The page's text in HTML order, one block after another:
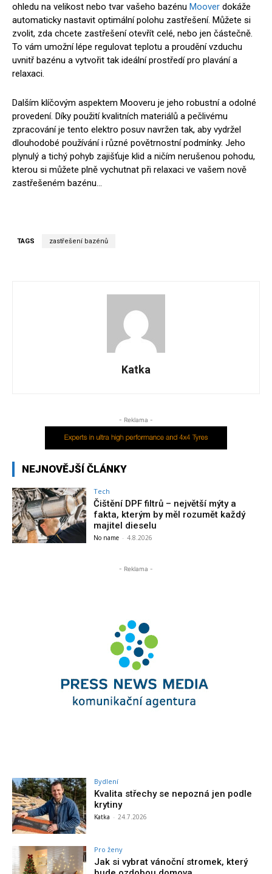
ohledu na velikost nebo tvar vašeho bazénu Moover dokáže
automaticky nastavit optimální polohu zastřešení. Můžete si
zvolit, zda chcete zastřešení otevřít celé, nebo jen částečně.
To vám umožní lépe regulovat teplotu a proudění vzduchu
uvnitř bazénu a vytvořit tak ideální prostředí pro plavání a
relaxaci.
Dalším klíčovým aspektem Mooveru je jeho robustní a odolné
provedení. Díky použití kvalitních materiálů a pečlivému
zpracování je tento elektro posuv navržen tak, aby vydržel
dlouhodobé používání i různé povětrnostní podmínky. Jeho
plynulý a tichý pohyb zajišťuje klid a ničím nerušenou pohodu,
kterou si můžete plně vychutnat při relaxaci ve vašem nově
zastřešeném bazénu…
TAGS zastřešení bazénů
Katka
- Reklama -
NEJNOVĚJŠÍ ČLÁNKY
Tech
Čištění DPF filtrů – největší mýty a
fakta, kterým by měl rozumět každý
majitel dieselu
No name - 4.8.2026
- Reklama -
Bydlení
Kvalita střechy se nepozná jen podle
krytiny
Katka - 24.7.2026
Pro ženy
Jak si vybrat vánoční stromek, který